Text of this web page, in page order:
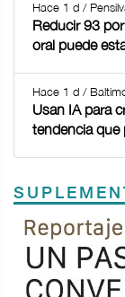
Hace 1 d /
Reducir 93
oral puede
Hace 1 d /
Usan IA para
tendencia que